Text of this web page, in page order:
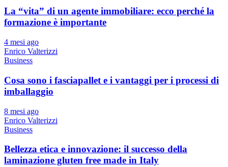
La “vita” di un agente immobiliare: ecco perché la
formazione è importante
4 mesi ago
Enrico Valterizzi
Business
Cosa sono i fasciapallet e i vantaggi per i processi di
imballaggio
8 mesi ago
Enrico Valterizzi
Business
Bellezza etica e innovazione: il successo della
laminazione gluten free made in Italy